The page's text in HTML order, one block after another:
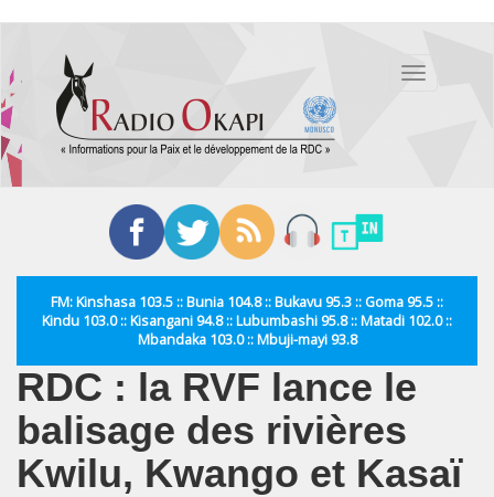
contenu
principal
Toggle
FM: Kinshasa 103.5 :: Bunia 104.8 :: Bukavu 95.3 :: Goma 95.5 ::
Kindu 103.0 :: Kisangani 94.8 :: Lubumbashi 95.8 :: Matadi 102.0 ::
Mbandaka 103.0 :: Mbuji-mayi 93.8
RDC : la RVF lance le
balisage des rivières
Kwilu, Kwango et Kasaï